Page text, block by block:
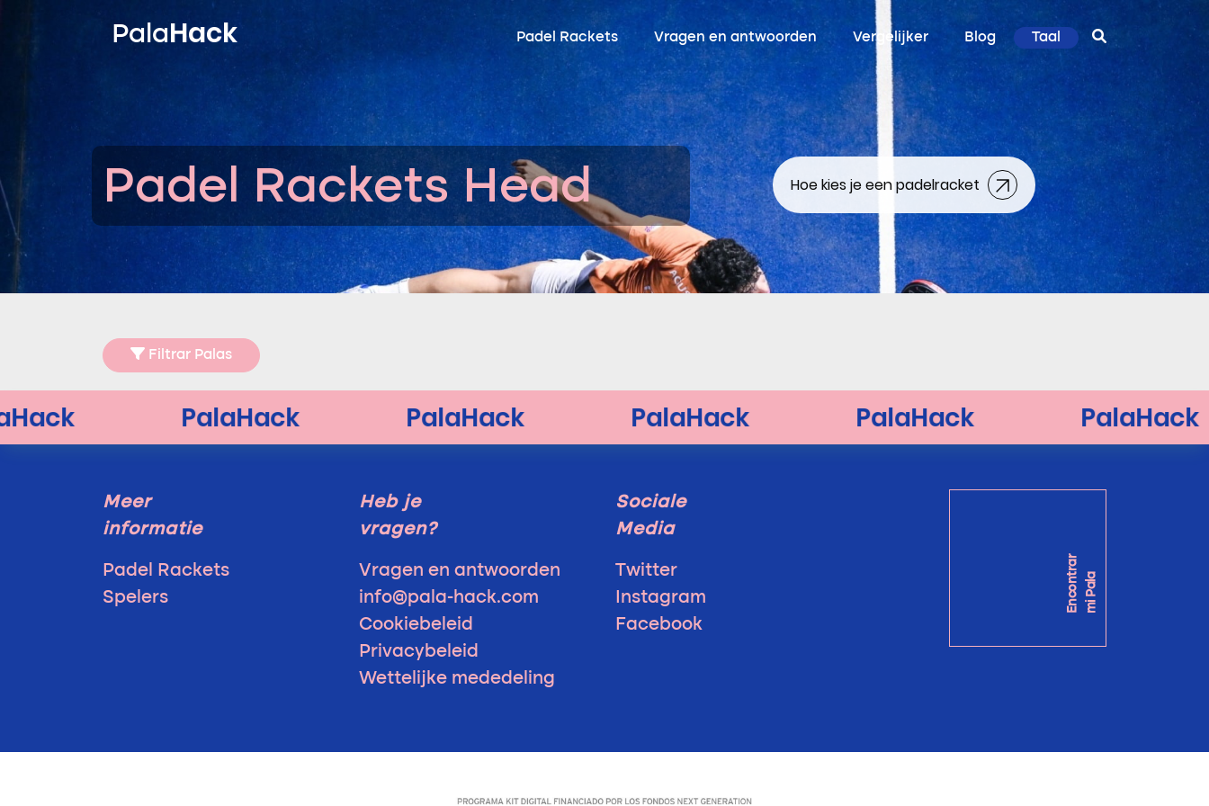
PalaHack Padel Rackets Vragen en antwoorden Vergelijker Blog Taal
Padel Rackets Head Hoe kies je een padelracket
Filtrar Palas
Meer
informatie
Padel Rackets
Spelers
Heb je
vragen?
Vragen en antwoorden
info@pala-hack.com
Cookiebeleid
Privacybeleid
Wettelijke mededeling
Sociale
Media
Twitter
Instagram
Facebook